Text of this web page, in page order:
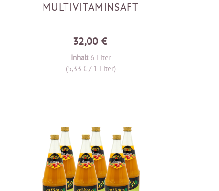
MULTIVITAMINSAFT
32,00 €
Inhalt 6 Liter
(5,33 € / 1 Liter)